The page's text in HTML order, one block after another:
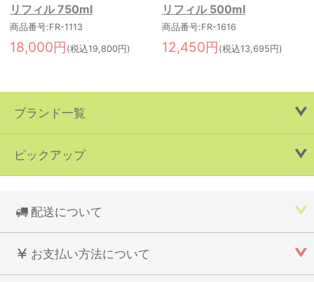
リフィル 750ml
商品番号:FR-1113
18,000円 (税込19,800円)
リフィル 500ml
商品番号:FR-1616
12,450円 (税込13,695円)
ブランド一覧
ピックアップ
配送について
お支払い方法について